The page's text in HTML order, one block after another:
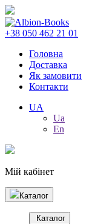
+38 050 462 21 01
Головна
Доставка
Як замовити
Контакти
UA
Ua
En
Мій кабінет
Каталог
Каталог